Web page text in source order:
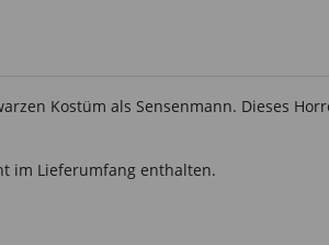
Kostüm als Sensenmann. Dieses
im Lieferumfang enthalten.